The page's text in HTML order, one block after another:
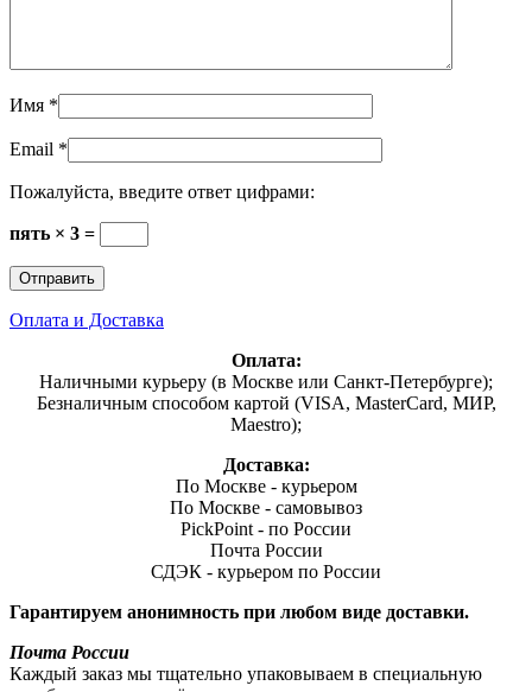
Имя *
Email *
Пожалуйста, введите ответ цифрами:
пять × 3 =
Оплата и Доставка
Оплата:
Наличными курьеру (в Москве или Санкт-Петербурге);
Безналичным способом картой (VISA, MasterCard, МИР,
Maestro);
Доставка:
По Москве - курьером
По Москве - самовывоз
PickPoint - по России
Почта России
СДЭК - курьером по России
Гарантируем анонимность при любом виде доставки.
Почта России
Каждый заказ мы тщательно упаковываем в специальную